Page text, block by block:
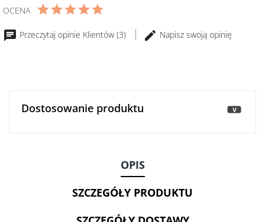
pełnoziarnisty
siemieniem
OCENA
Przeczytaj opinie Klientów (3) Napisz swoją opinię
Dostosowanie produktu >
OPIS
SZCZEGÓŁY PRODUKTU